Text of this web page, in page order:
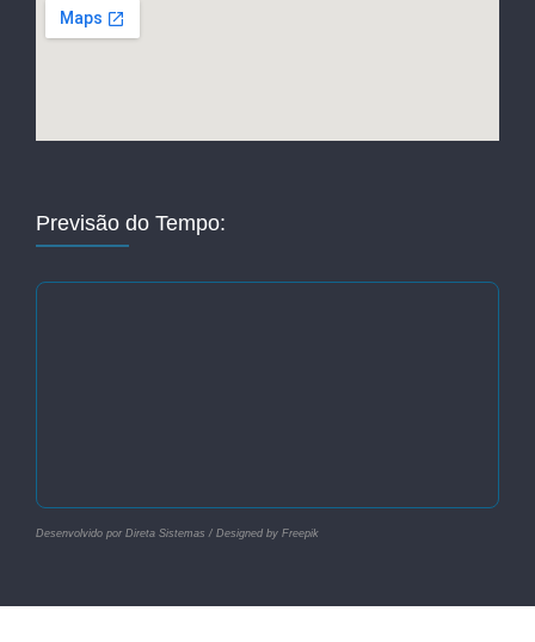
Previsão do Tempo:
Desenvolvido por Direta Sistemas / Designed by Freepik